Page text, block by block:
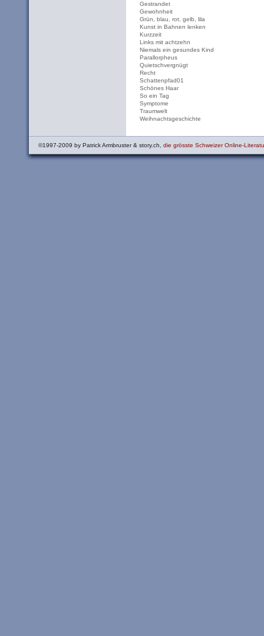
Gestrandet
Gewohnheit
Grün, blau, rot, gelb, lila
Kunst in Bahnen lenken
Kurzzeit
Links mit achtzehn
Niemals ein gesundes Kind
Parallorpheus
Quietschvergnügt
Recht
Schattenpfad01
Schönes Haar
So ein Tag
Symptome
Traumwelt
Weihnachtsgeschichte
©1997-2009 by Patrick Armbruster & story.ch, die grösste Schweizer Online-